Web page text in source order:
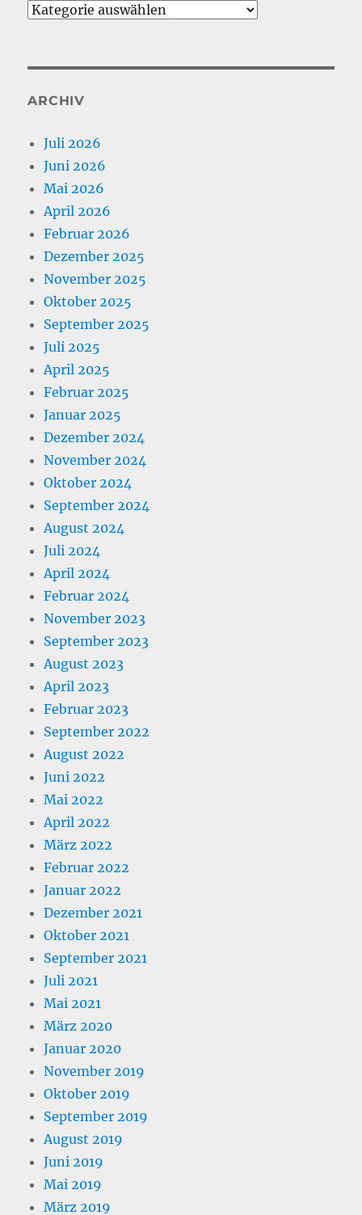
Kategorien
ARCHIV
Juli 2026
Juni 2026
Mai 2026
April 2026
Februar 2026
Dezember 2025
November 2025
Oktober 2025
September 2025
Juli 2025
April 2025
Februar 2025
Januar 2025
Dezember 2024
November 2024
Oktober 2024
September 2024
August 2024
Juli 2024
April 2024
Februar 2024
November 2023
September 2023
August 2023
April 2023
Februar 2023
September 2022
August 2022
Juni 2022
Mai 2022
April 2022
März 2022
Februar 2022
Januar 2022
Dezember 2021
Oktober 2021
September 2021
Juli 2021
Mai 2021
März 2020
Januar 2020
November 2019
Oktober 2019
September 2019
August 2019
Juni 2019
Mai 2019
März 2019